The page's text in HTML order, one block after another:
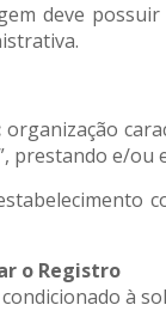
deve
organização
prestando e/
o Registro
à